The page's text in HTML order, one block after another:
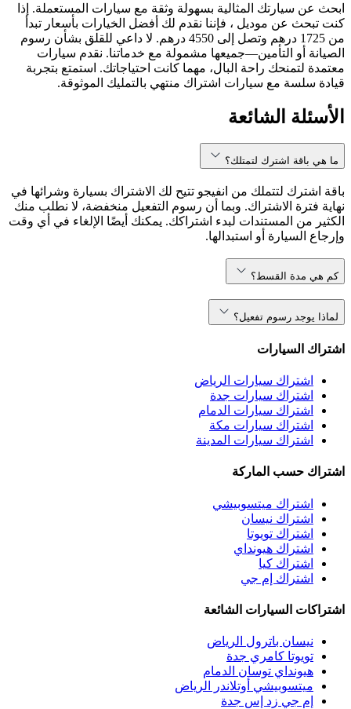
ابحث عن سيارتك المثالية بسهولة وثقة مع سيارات المستعملة. إذا
كنت تبحث عن موديل ، فإننا نقدم لك أفضل الخيارات بأسعار تبدأ
من 1725 درهم وتصل إلى 4550 درهم. لا داعي للقلق بشأن رسوم
الصيانة أو التأمين—جميعها مشمولة مع خدماتنا. نقدم سيارات
معتمدة لتمنحك راحة البال، مهما كانت احتياجاتك. استمتع بتجربة
قيادة سلسة مع سيارات اشتراك منتهي بالتمليك الموثوقة.
الأسئلة الشائعة
ما هي باقة اشترك لتمتلك؟
باقة اشترك لتتملك من انفيجو تتيح لك الاشتراك بسيارة وشرائها في
نهاية فترة الاشتراك. وبما أن رسوم التفعيل منخفضة، لا نطلب منك
الكثير من المستندات لبدء اشتراكك. يمكنك أيضًا الإلغاء في أي وقت
وإرجاع السيارة أو استبدالها.
كم هي مدة القسط؟
لماذا يوجد رسوم تفعيل؟
اشتراك السيارات
اشتراك سيارات الرياض
اشتراك سيارات جدة
اشتراك سيارات الدمام
اشتراك سيارات مكة
اشتراك سيارات المدينة
اشتراك حسب الماركة
اشتراك ميتسوبيشي
اشتراك نيسان
اشتراك تويوتا
اشتراك هيونداي
اشتراك كيا
اشتراك إم جي
اشتراكات السيارات الشائعة
نيسان باترول الرياض
تويوتا كامري جدة
هيونداي توسان الدمام
ميتسوبيشي أوتلاندر الرياض
إم جي زد إس جدة